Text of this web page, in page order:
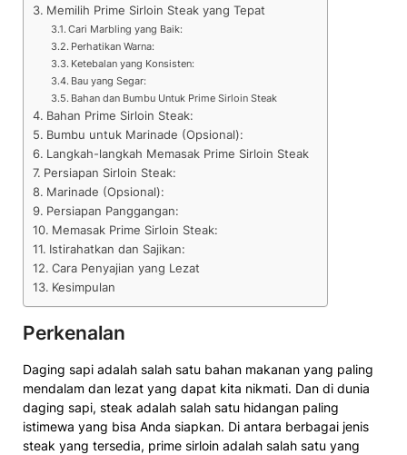
Memilih Prime Sirloin Steak yang Tepat
Cari Marbling yang Baik:
Perhatikan Warna:
Ketebalan yang Konsisten:
Bau yang Segar:
Bahan dan Bumbu Untuk Prime Sirloin Steak
Bahan Prime Sirloin Steak:
Bumbu untuk Marinade (Opsional):
Langkah-langkah Memasak Prime Sirloin Steak
Persiapan Sirloin Steak:
Marinade (Opsional):
Persiapan Panggangan:
Memasak Prime Sirloin Steak:
Istirahatkan dan Sajikan:
Cara Penyajian yang Lezat
Kesimpulan
Perkenalan
Daging sapi adalah salah satu bahan makanan yang paling
mendalam dan lezat yang dapat kita nikmati. Dan di dunia
daging sapi, steak adalah salah satu hidangan paling
istimewa yang bisa Anda siapkan. Di antara berbagai jenis
steak yang tersedia, prime sirloin adalah salah satu yang